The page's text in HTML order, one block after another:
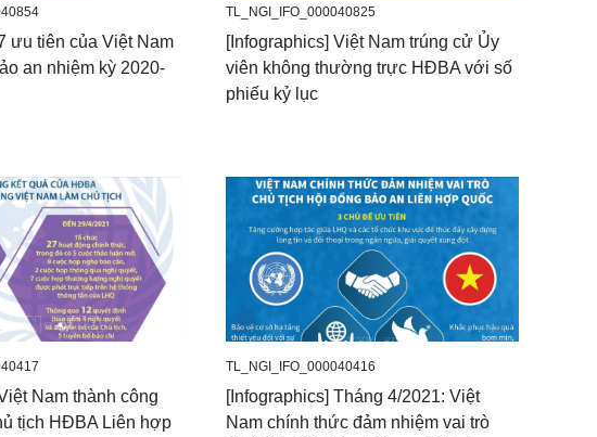
ưu tiên của Việt Nam
an nhiệm kỳ 2020-
TL_NGI_IFO_000040825
[Infographics] Việt Nam trúng cử Ủy
viên không thường trực HĐBA với số
phiếu kỷ lục
Nam thành công
tịch HĐBA Liên hợp
TL_NGI_IFO_000040416
[Infographics] Tháng 4/2021: Việt
Nam chính thức đảm nhiệm vai trò